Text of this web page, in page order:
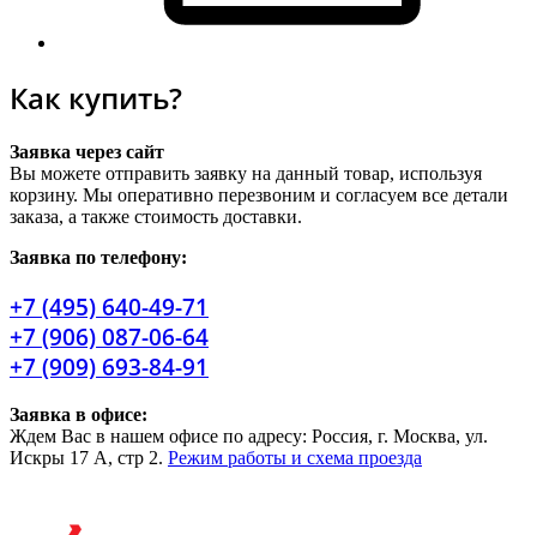
Как купить?
Заявка через сайт
Вы можете отправить заявку на данный товар, используя
корзину. Мы оперативно перезвоним и согласуем все детали
заказа, а также стоимость доставки.
Заявка по телефону:
+7 (495) 640-49-71
+7 (906) 087-06-64
+7 (909) 693-84-91
Заявка в офисе:
Ждем Вас в нашем офисе по адресу: Россия, г. Москва, ул.
Искры 17 А, стр 2. Режим работы и схема проезда